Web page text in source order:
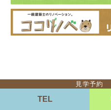
見学予約
TEL